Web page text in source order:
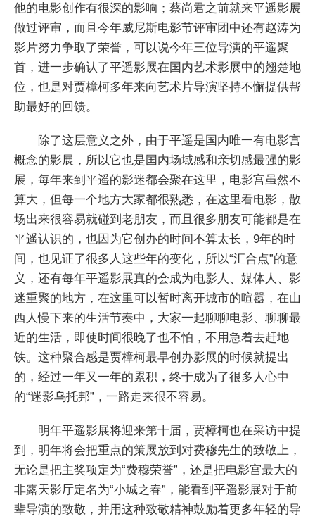
他的电影创作有很深的影响；蔡尚君之前就来平遥影展
做过评审，而且今年威尼斯电影节评审团中还有赵涛为
影片努力争取了荣誉，可以说今年三位导演的平遥聚
首，进一步确认了平遥影展在国内艺术影展中的翘楚地
位，也是对贾樟柯多年来向艺术片导演坚持不懈提供帮
助最好的回馈。
除了这层意义之外，由于平遥是国内唯一有电影宫
概念的影展，所以它也是国内场域感和亲切感最强的影
展，每年来到平遥的影迷都会聚在这里，电影宫虽然不
算大，但每一个地方大家都很熟悉，在这里看电影，散
场出来很容易就碰到老朋友，而且很多朋友可能都是在
平遥认识的，也因为它创办的时间不算太长，9年的时
间，也见证了很多人这些年的变化，所以“汇合点”的意
义，还有每年平遥影展真的会成为电影人、媒体人、影
迷重聚的地方，在这里可以暂时离开城市的喧嚣，在山
西人慢下来的生活节奏中，大家一起聊聊电影、聊聊最
近的生活，即使时间很晚了也不怕，不用急着去赶地
铁。这种聚合感是贾樟柯最早创办影展的时候就提出
的，经过一年又一年的累积，终于成为了很多人心中
的“迷影乌托邦”，一路走来很不容易。
明年平遥影展将迎来第十届，贾樟柯也在采访中提
到，明年将会把重点的策展放到对费穆先生的致敬上，
无论是把主奖项定为“费穆荣誉”，还是把电影宫最大的
非露天影厅定名为“小城之春”，能看到平遥影展对于前
辈导演的致敬，并用这种致敬精神鼓励着更多年轻的导